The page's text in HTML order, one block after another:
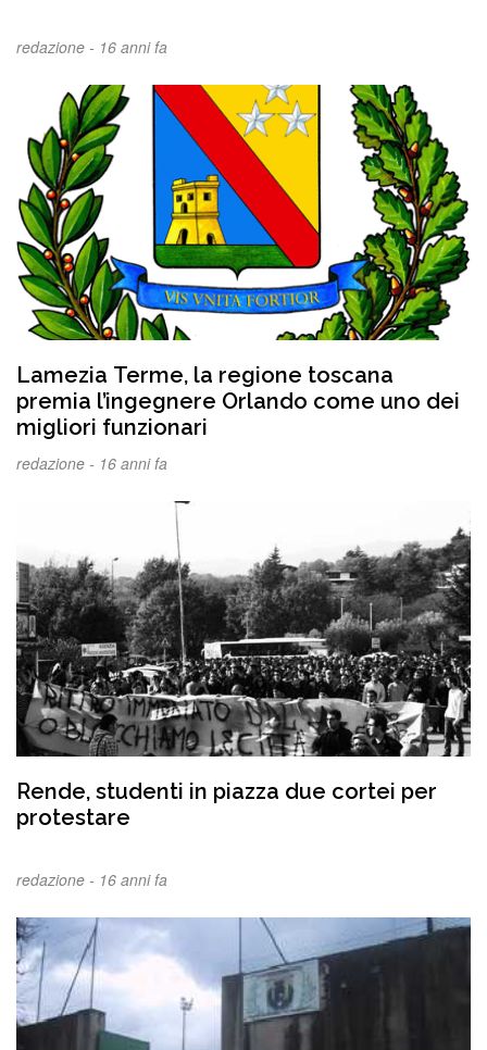
redazione - 16 anni fa
Lamezia Terme, la regione toscana
premia l’ingegnere Orlando come uno dei
migliori funzionari
redazione - 16 anni fa
Rende, studenti in piazza due cortei per
protestare
redazione - 16 anni fa